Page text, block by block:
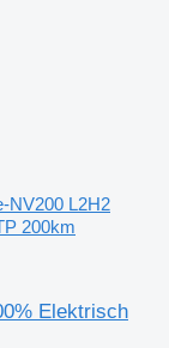
NV200 L2H2
200km
Elektrisch